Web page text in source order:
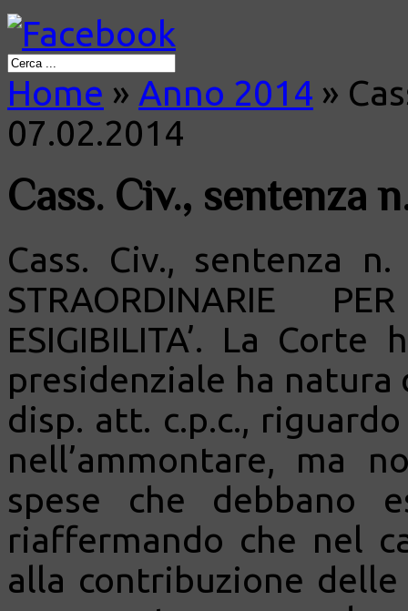
Home » Anno 2014 »
07.02.2014
Cass. Civ., sentenza
Cass. Civ., sentenza n.
STRAORDINARIE
ESIGIBILITA’. La
presidenziale ha
disp. att. c.p.c.,
nell’ammontare, ma
spese che debbano
riaffermando che nel
alla contribuzione